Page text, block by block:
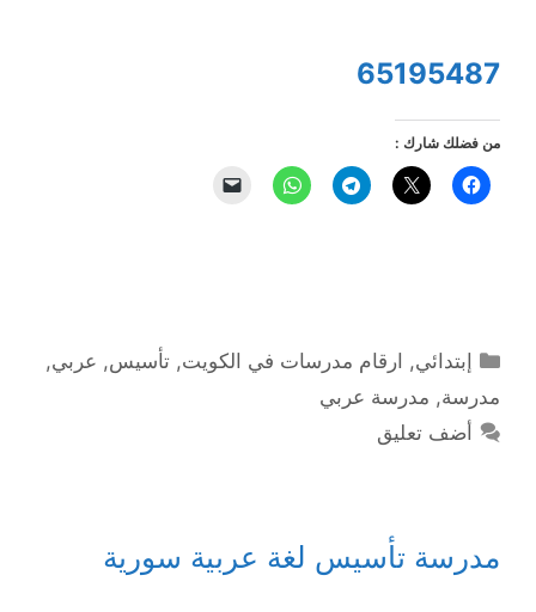
65195487
من فضلك شارك :
التصنيفات
إبتدائي, ارقام مدرسات في الكويت,تأسيس, عربي,
مدرسة, مدرسة عربي
أضف تعليق
مدرسة تأسيس لغة عربية سورية